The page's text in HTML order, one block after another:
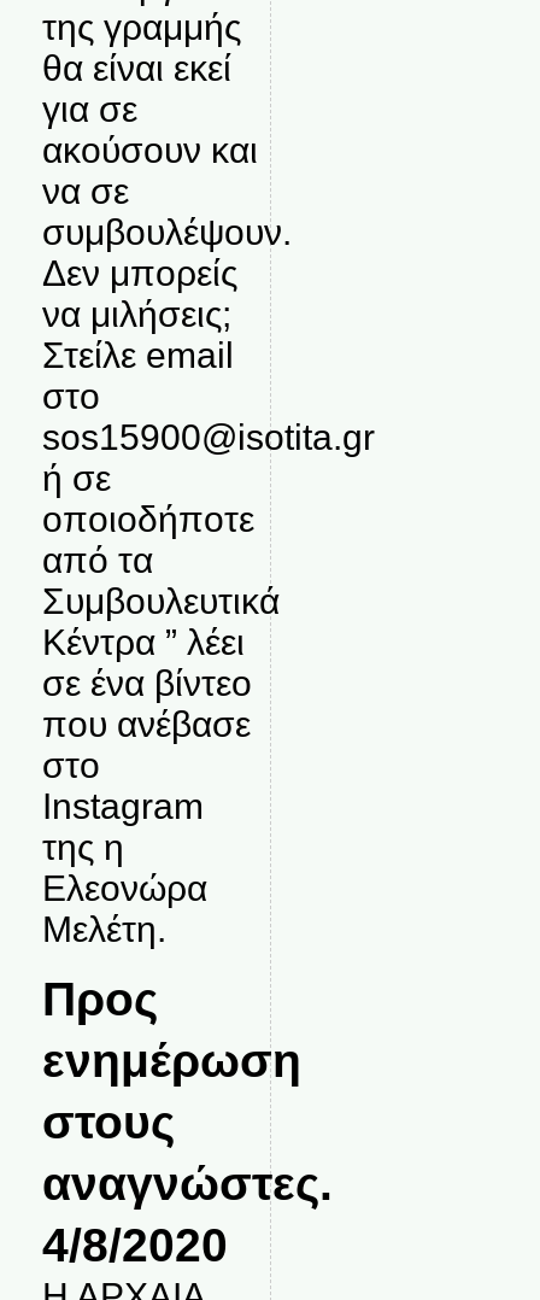
της γραμμής
θα είναι εκεί
για σε
ακούσουν και
να σε
συμβουλέψουν.
Δεν μπορείς
να μιλήσεις;
Στείλε email
στο
sos15900@isotita.gr
ή σε
οποιοδήποτε
από τα
Συμβουλευτικά
Κέντρα ” λέει
σε ένα βίντεο
που ανέβασε
στο
Instagram
της η
Ελεονώρα
Μελέτη.
Προς
ενημέρωση
στους
αναγνώστες.
4/8/2020